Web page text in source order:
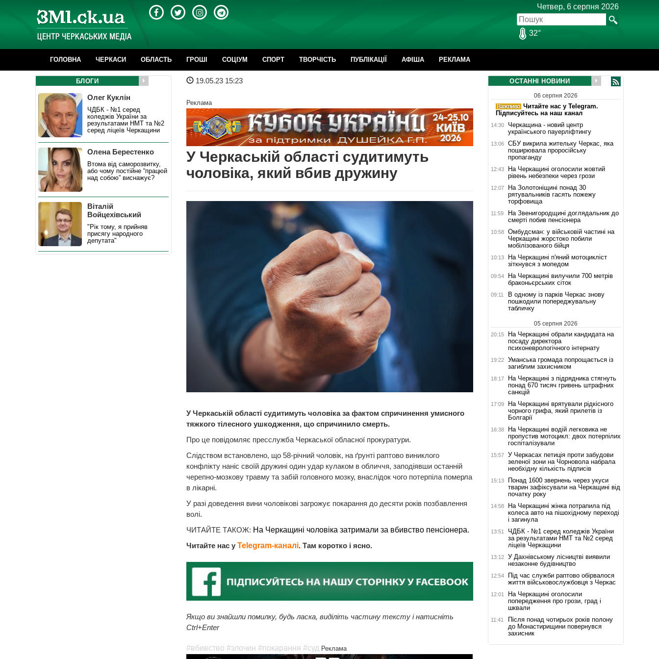
Четвер, 6 серпня 2026
32°
ГОЛОВНА ЧЕРКАСИ ОБЛАСТЬ ГРОШІ CОЦІУМ СПОРТ ТВОРЧІСТЬ ПУБЛІКАЦІЇ АФІША РЕКЛАМА
19.05.23 15:23
Реклама
У Черкаській області судитимуть
чоловіка, який вбив дружину
У Черкаській області судитимуть чоловіка за фактом спричинення умисного
тяжкого тілесного ушкодження, що спричинило смерть.
Про це повідомляє пресслужба Черкаської обласної прокуратури.
Слідством встановлено, що 58-річний чоловік, на ґрунті раптово виниклого
конфлікту наніс своїй дружині один удар кулаком в обличчя, заподіявши останній
черепно-мозкову травму та забій головного мозку, внаслідок чого потерпіла померла
в лікарні.
У разі доведення вини чоловікові загрожує покарання до десяти років позбавлення
волі.
ЧИТАЙТЕ ТАКОЖ: На Черкащині чоловіка затримали за вбивство пенсіонера.
Читайте нас у Telegram-каналі. Там коротко і ясно.
Якщо ви знайшли помилку, будь ласка, виділіть частину тексту і натисніть
Ctrl+Enter
#вбивство #злочин #покарання #суд Реклама
БЛОГИ
Олег Куклін
ЧДБК - №1 серед
коледжів України за
результатами НМТ та №2
серед ліцеїв Черкащини
Олена Берестенко
Втома від саморозвитку,
або чому постійне “працюй
над собою” виснажує?
Віталій
Войцехівський
"Рік тому, я прийняв
присягу народного
депутата"
ОСТАННІ НОВИНИ
06 серпня 2026
Читайте нас у Telegram.
Підписуйтесь на наш канал
14:30
Черкащина - новий центр
українського пауерліфтингу
13:06
СБУ викрила жительку Черкас, яка
поширювала проросійську
пропаганду
12:43
На Черкащині оголосили жовтий
рівень небезпеки через грози
12:07
На Золотоніщині понад 30
рятувальників гасять пожежу
торфовища
11:59
На Звенигородщині доглядальник до
смерті побив пенсіонера
10:58
Омбудсман: у військовій частині на
Черкащині жорстоко побили
мобілізованого бійця
10:13
На Черкащині п'яний мотоцикліст
зіткнувся з мопедом
09:54
На Черкащині вилучили 700 метрів
браконьєрських сіток
09:11
В одному із парків Черкас знову
пошкодили попереджувальну
табличку
05 серпня 2026
20:15
На Черкащині обрали кандидата на
посаду директора
психоневрологічного інтернату
19:22
Уманська громада попрощається із
загиблим захисником
18:17
На Черкащині з підрядника стягнуть
понад 670 тисяч гривень штрафних
санкцій
17:09
На Черкащині врятували рідкісного
чорного грифа, який прилетів із
Болгарії
16:38
На Черкащині водій легковика не
пропустив мотоцикл: двох потерпілих
госпіталізували
15:57
У Черкасах петиція проти забудови
зеленої зони на Чорновола набрала
необхідну кількість підписів
15:13
Понад 1600 звернень через укуси
тварин зафіксували на Черкащині від
початку року
14:58
На Черкащині жінка потрапила під
колеса авто на пішохідному переході
і загинула
13:51
ЧДБК - №1 серед коледжів України
за результатами НМТ та №2 серед
ліцеїв Черкащини
13:12
У Дахнівському лісництві виявили
незаконне будівництво
12:54
Під час служби раптово обірвалося
життя військовослужбовця з Черкас
12:01
На Черкащині оголосили
попередження про грози, град і
шквали
11:41
Після понад чотирьох років полону
до Монастирищини повернувся
захисник